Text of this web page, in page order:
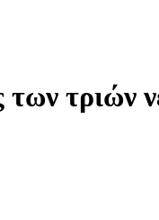
τριών